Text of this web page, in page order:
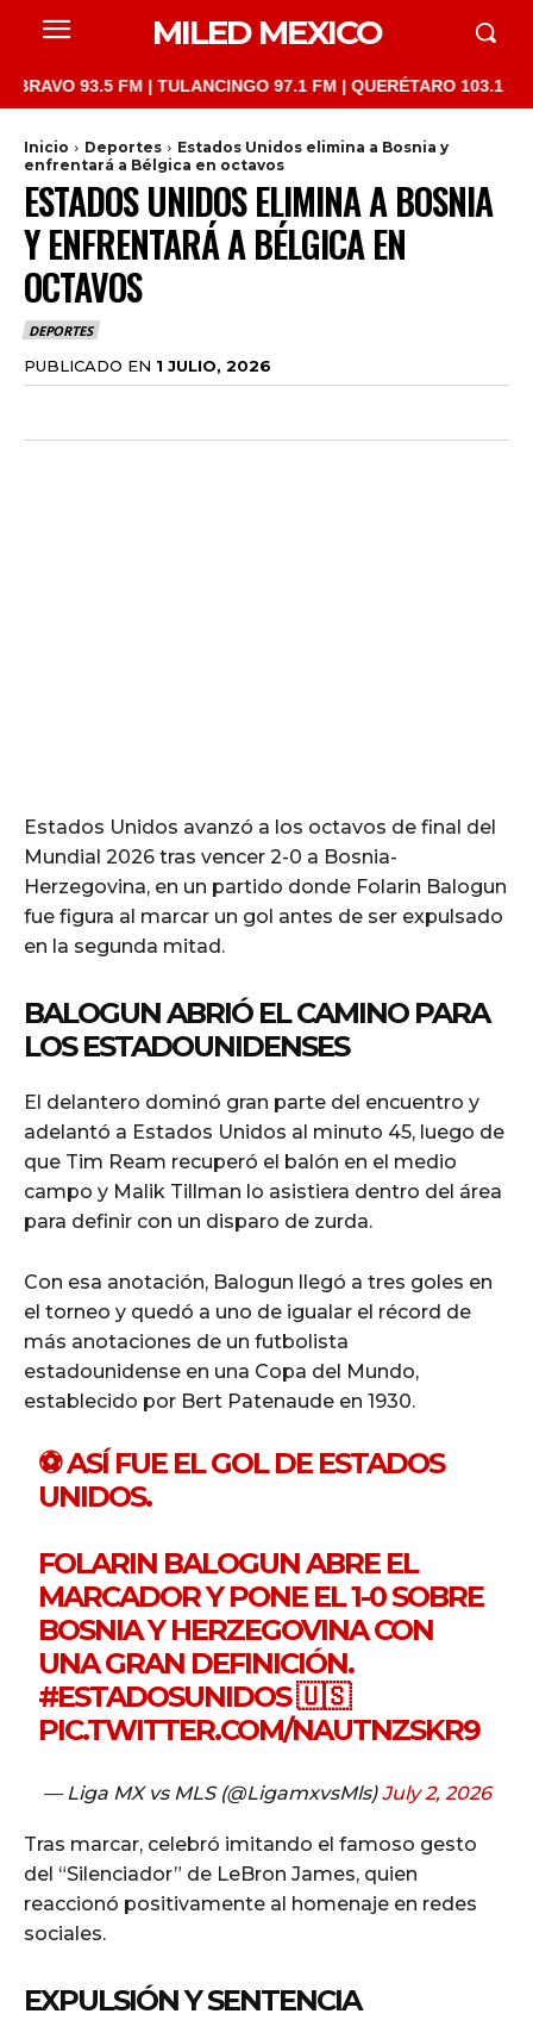
MILED MEXICO
93.5 FM | TULANCINGO 97.1 FM | QUERÉTARO 103.1 FM |
Inicio Deportes
Estados Unidos elimina a Bosnia y
enfrentará a Bélgica en octavos
ESTADOS UNIDOS ELIMINA A BOSNIA
Y ENFRENTARÁ A BÉLGICA EN
OCTAVOS
DEPORTES
PUBLICADO EN 1 JULIO, 2026
Estados Unidos avanzó a los octavos de final del
Mundial 2026 tras vencer 2-0 a Bosnia-
Herzegovina, en un partido donde Folarin Balogun
fue figura al marcar un gol antes de ser expulsado
en la segunda mitad.
BALOGUN ABRIÓ EL CAMINO PARA
LOS ESTADOUNIDENSES
El delantero dominó gran parte del encuentro y
adelantó a Estados Unidos al minuto 45, luego de
que Tim Ream recuperó el balón en el medio
campo y Malik Tillman lo asistiera dentro del área
para definir con un disparo de zurda.
Con esa anotación, Balogun llegó a tres goles en
el torneo y quedó a uno de igualar el récord de
más anotaciones de un futbolista
estadounidense en una Copa del Mundo,
establecido por Bert Patenaude en 1930.
⚽ ASÍ FUE EL GOL DE ESTADOS
UNIDOS.
FOLARIN BALOGUN ABRE EL
MARCADOR Y PONE EL 1-0 SOBRE
BOSNIA Y HERZEGOVINA CON
UNA GRAN DEFINICIÓN.
#ESTADOSUNIDOS🇺🇸
PIC.TWITTER.COM/NAUTNZSKR9
— Liga MX vs MLS (@LigamxvsMls)July 2, 2026
Tras marcar, celebró imitando el famoso gesto
del “Silenciador” de LeBron James, quien
reaccionó positivamente al homenaje en redes
sociales.
EXPULSIÓN Y SENTENCIA